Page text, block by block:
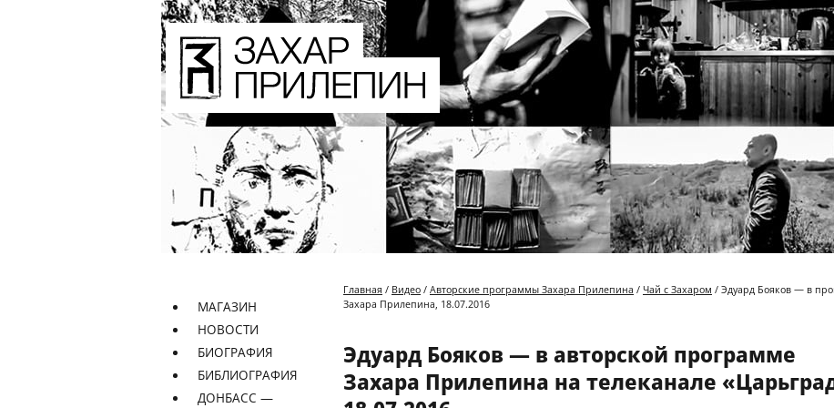
МАГАЗИН
НОВОСТИ
БИОГРАФИЯ
БИБЛИОГРАФИЯ
ДОНБАСС —
Главная / Видео / Авторские программы Захара Прилепина / Чай с Захаром / Эдуард Бояков — в
Захара Прилепина, 18.07.2016
Эдуард Бояков — в авторской программе
Захара Прилепина на телеканале